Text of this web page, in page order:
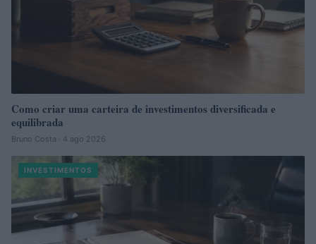
Como criar uma carteira de investimentos diversificada e
equilibrada
Bruno Costa · 4 ago 2026
INVESTIMENTOS